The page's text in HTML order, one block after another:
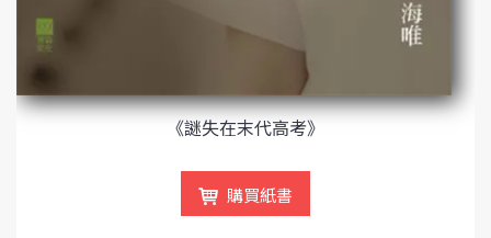
《謎失在末代高考》
購買紙書